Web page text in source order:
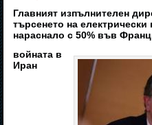
Главният изпълнителен
търсенето на
нараснало с 50% във
войната в
Иран